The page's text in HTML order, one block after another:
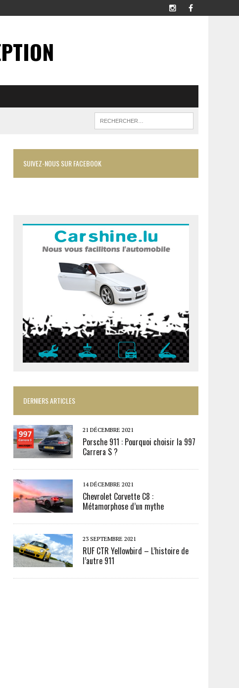
SUIVEZ-NOUS SUR FACEBOOK
DERNIERS ARTICLES
21 DÉCEMBRE 2021
Porsche 911 : Pourquoi choisir la 997
Carrera S ?
14 DÉCEMBRE 2021
Chevrolet Corvette C8 :
Métamorphose d’un mythe
23 SEPTEMBRE 2021
RUF CTR Yellowbird – L’histoire de
l’autre 911